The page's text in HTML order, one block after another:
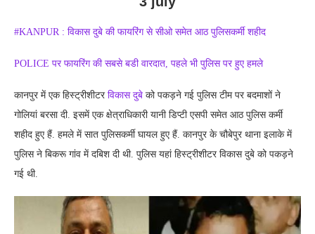
#KANPUR : विकास दुबे की फायरिंग से सीओ समेत आठ पुलिसकर्मी शहीद
POLICE पर फायरिंग की सबसे बडी वारदात, पहले भी पुलिस पर हुए हमले
कानपुर में एक हिस्ट्रीशीटर विकास दुबे को पकड़ने गई पुलिस टीम पर बदमाशों ने
गोलियां बरसा दी. इसमें एक क्षेत्राधिकारी यानी डिप्टी एसपी समेत आठ पुलिस कर्मी
शहीद हुए हैं. हमले में सात पुलिसकर्मी घायल हुए हैं. कानपुर के चौबेपुर थाना इलाके में
पुलिस ने बिकरू गांव में दबिश दी थी. पुलिस यहां हिस्ट्रीशीटर विकास दुबे को पकड़ने
गई थी.